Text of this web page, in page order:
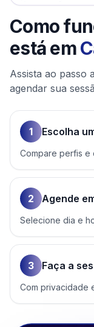
Como
está em
Assista ao passo
agendar sua
1 Escolha
Compare perfis e
2 Agende
Selecione dia e
3 Faça a
Com privacidade